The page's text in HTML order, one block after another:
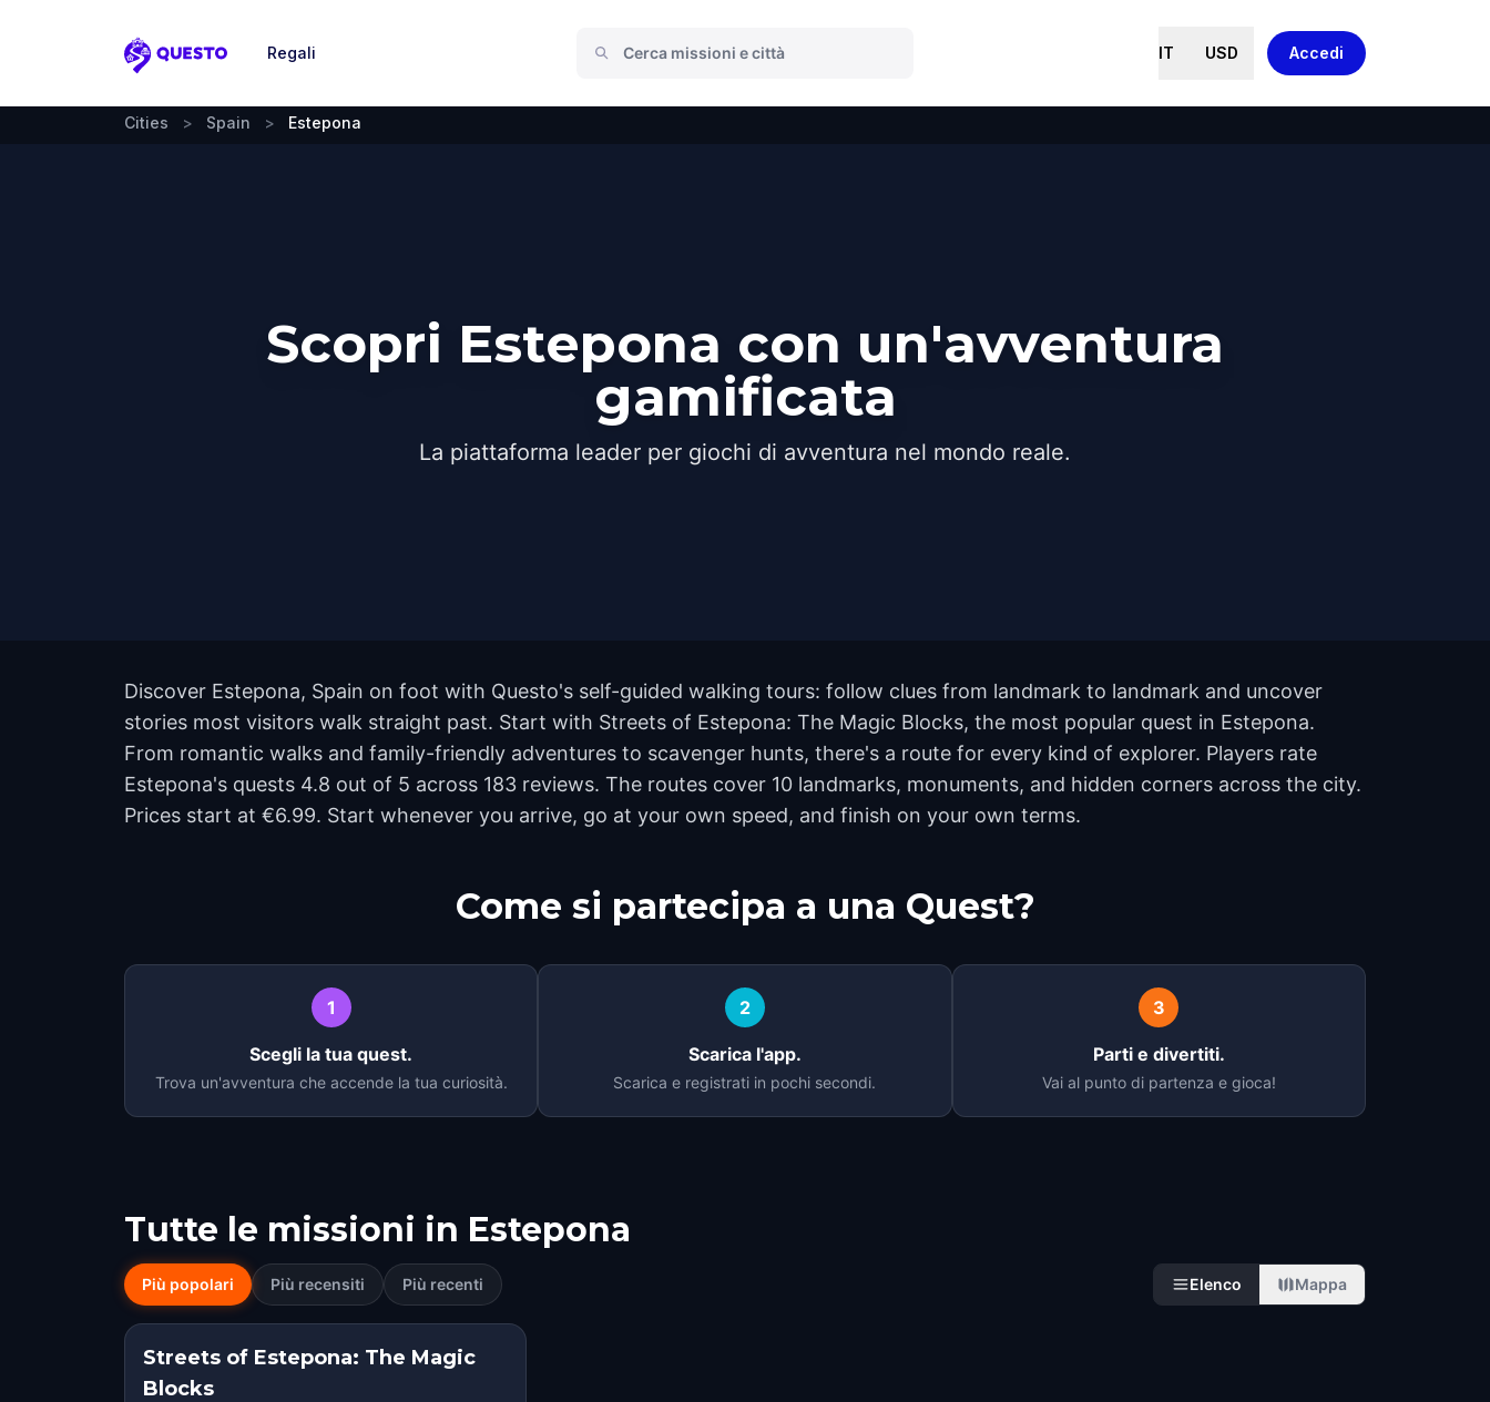
Questo
Regali IT USD Accedi
Cities > Spain > Estepona
Scopri Estepona con un'avventura
gamificata
La piattaforma leader per giochi di avventura nel mondo reale.
Discover Estepona, Spain on foot with Questo's self-guided walking tours: follow clues from landmark to landmark and uncover
stories most visitors walk straight past. Start with Streets of Estepona: The Magic Blocks, the most popular quest in Estepona.
From romantic walks and family-friendly adventures to scavenger hunts, there's a route for every kind of explorer. Players rate
Estepona's quests 4.8 out of 5 across 183 reviews. The routes cover 10 landmarks, monuments, and hidden corners across the city.
Prices start at €6.99. Start whenever you arrive, go at your own speed, and finish on your own terms.
Come si partecipa a una Quest?
1
Scegli la tua quest.
Trova un'avventura che accende la tua curiosità.
2
Scarica l'app.
Scarica e registrati in pochi secondi.
3
Parti e divertiti.
Vai al punto di partenza e gioca!
Tutte le missioni in Estepona
Più popolari Più recensiti Più recenti Elenco Mappa
Streets of Estepona: The Magic
Blocks